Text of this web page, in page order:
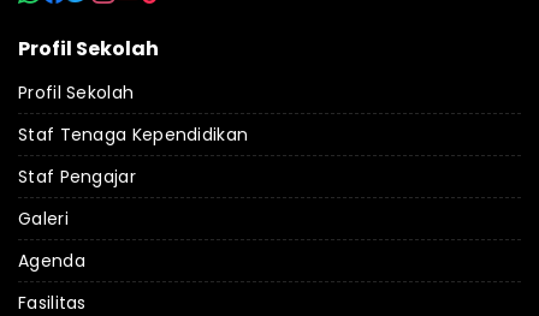
Profil Sekolah
Profil Sekolah
Staf Tenaga Kependidikan
Staf Pengajar
Galeri
Agenda
Fasilitas